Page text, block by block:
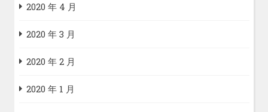
2020 年 4 月
2020 年 3 月
2020 年 2 月
2020 年 1 月